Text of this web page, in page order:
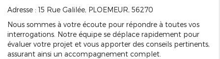
Adresse : 15 Rue Galilée, PLOEMEUR, 56270
Nous sommes à votre écoute pour répondre à toutes vos
interrogations. Notre équipe se déplace rapidement pour
évaluer votre projet et vous apporter des conseils pertinents,
assurant ainsi un accompagnement complet.